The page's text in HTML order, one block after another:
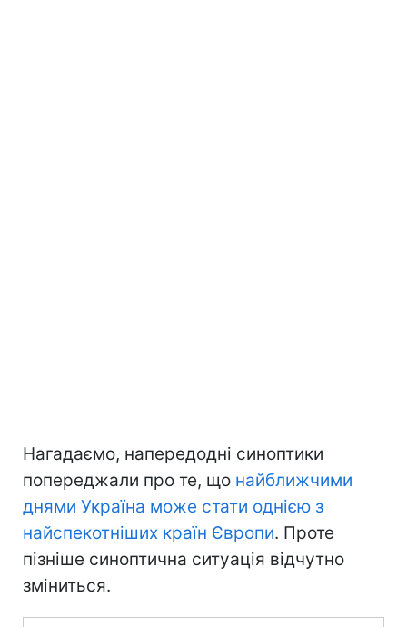
Нагадаємо, напередодні синоптики
попереджали про те, що найближчими
днями Україна може стати однією з
найспекотніших країн Європи. Проте
пізніше синоптична ситуація відчутно
зміниться.